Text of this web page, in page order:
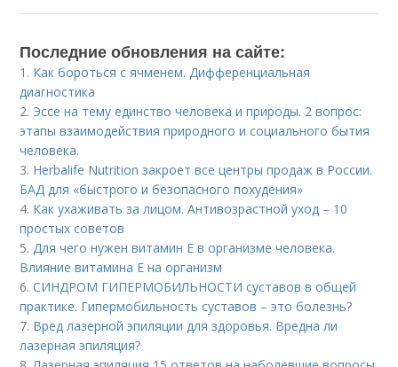
Последние обновления на сайте:
1. Как бороться с ячменем. Дифференциальная
диагностика
2. Эссе на тему единство человека и природы. 2 вопрос:
этапы взаимодействия природного и социального бытия
человека.
3. Herbalife Nutrition закроет все центры продаж в России.
БАД для «быстрого и безопасного похудения»
4. Как ухаживать за лицом. Антивозрастной уход – 10
простых советов
5.Для чего нужен витамин Е в организме человека.
Влияние витамина E на организм
6.СИНДРОМ ГИПЕРМОБИЛЬНОСТИ суставов в общей
практике. Гипермобильность суставов – это болезнь?
7. Вред лазерной эпиляции для здоровья. Вредна ли
лазерная эпиляция?